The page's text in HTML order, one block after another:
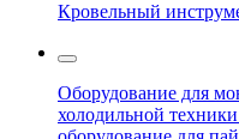
Кровельный
Оборудование для
холодильной